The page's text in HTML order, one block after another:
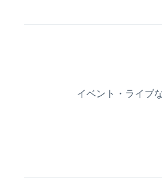
イベント・ライブ